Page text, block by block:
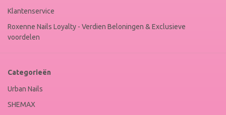
Klantenservice
Roxenne Nails Loyalty - Verdien Beloningen & Exclusieve
voordelen
Categorieën
Urban Nails
SHEMAX